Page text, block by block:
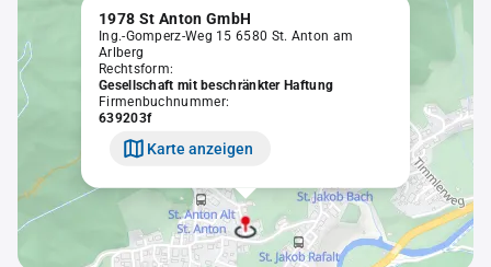
1978 St Anton GmbH
Ing.-Gomperz-Weg 15 6580 St. Anton am
Arlberg
Rechtsform:
Gesellschaft mit beschränkter Haftung
Firmenbuchnummer:
639203f
Karte anzeigen